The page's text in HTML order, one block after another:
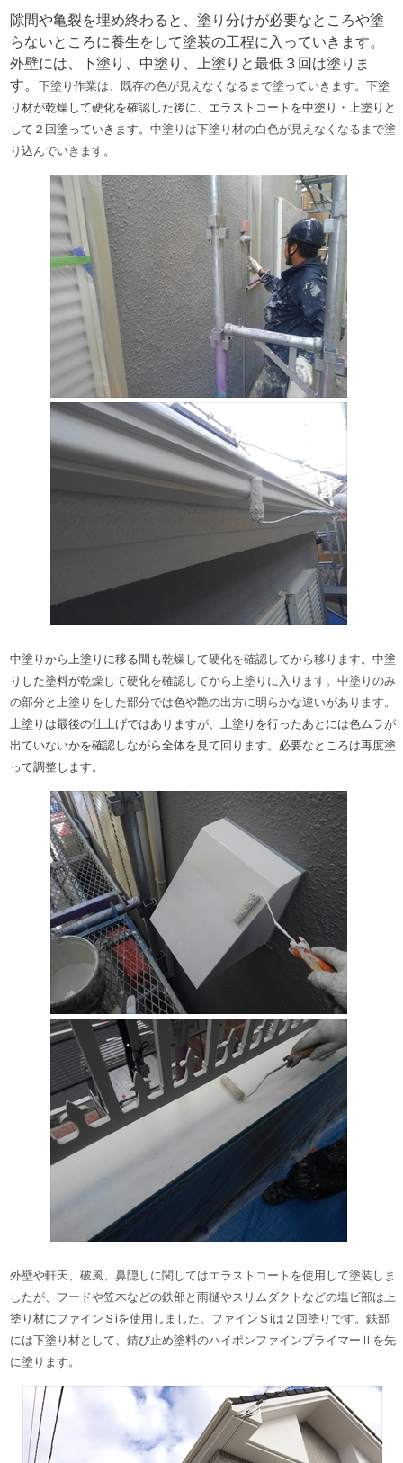
隙間や亀裂を埋め終わると、塗り分けが必要なところや塗
らないところに養生をして塗装の工程に入っていきます。
外壁には、下塗り、中塗り、上塗りと最低３回は塗りま
す。 下塗り作業は、既存の色が見えなくなるまで塗っていきます。 下塗
り材が乾燥して硬化を確認した後に、エラストコートを中塗り・上塗りと
して２回塗っていきます。 中塗りは下塗り材の白色が見えなくなるまで塗
り込んでいきます。
中塗りから上塗りに移る間も乾燥して硬化を確認してから移ります。 中塗
りした塗料が乾燥して硬化を確認してから上塗りに入ります。中塗りのみ
の部分と上塗りをした部分では色や艶の出方に明らかな違いがあります。
上塗りは最後の仕上げではありますが、上塗りを行ったあとには色ムラが
出ていないかを確認しながら全体を見て回ります。必要なところは再度塗
って調整します。
外壁や軒天、破風、鼻隠しに関してはエラストコートを使用して塗装しま
したが、フードや笠木などの鉄部と雨樋やスリムダクトなどの塩ビ部は上
塗り材にファインＳiを使用しました。ファインＳiは２回塗りです。鉄部
には下塗り材として、錆び止め塗料のハイポンファインプライマーⅡ を先
に塗ります。